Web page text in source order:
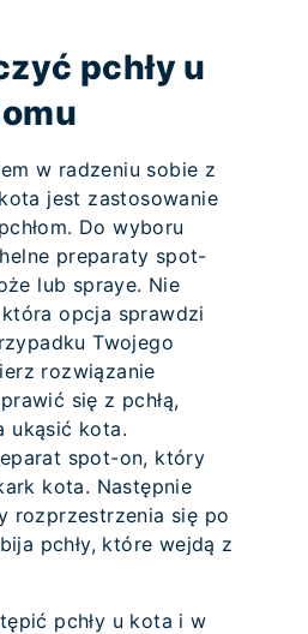
pchły u
w radzeniu sobie z
jest zastosowanie
Do wyboru
preparaty spot-
lub spraye. Nie
opcja sprawdzi
Twojego
rozwiązanie
się z pchłą,
ukąsić kota.
spot-on, który
kota. Następnie
rozprzestrzenia się po
pchły, które wejdą z
pchły u kota i w